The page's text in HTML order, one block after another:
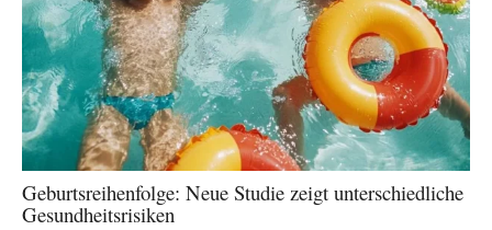
Geburtsreihenfolge: Neue Studie zeigt unterschiedliche
Gesundheitsrisiken